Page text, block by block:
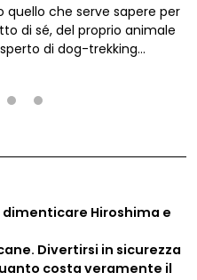
quello che serve sapere per
di sé, del proprio animale
di dog-trekking
dimenticare Hiroshima e
Divertirsi in sicurezza
costa veramente il